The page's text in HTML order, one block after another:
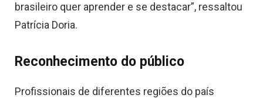
brasileiro quer aprender e se destacar”, ressaltou
Patrícia Doria.
Reconhecimento do público
Profissionais de diferentes regiões do país